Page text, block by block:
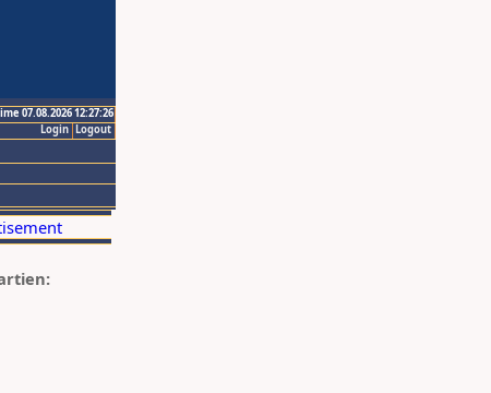
07.08.2026 12:27:26
Logout
Login